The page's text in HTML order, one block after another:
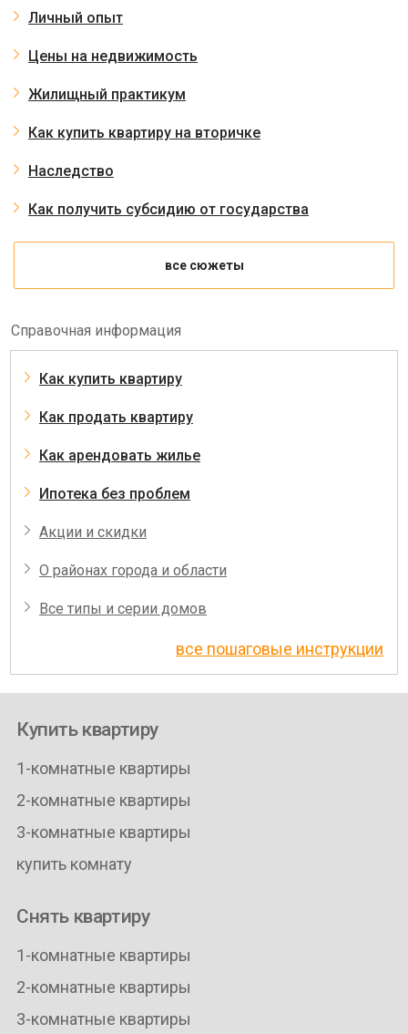
Личный опыт
Цены на недвижимость
Жилищный практикум
Как купить квартиру на вторичке
Наследство
Как получить субсидию от государства
все сюжеты
Справочная информация
Как купить квартиру
Как продать квартиру
Как арендовать жилье
Ипотека без проблем
Акции и скидки
О районах города и области
Все типы и серии домов
все пошаговые инструкции
Купить квартиру
1-комнатные квартиры
2-комнатные квартиры
3-комнатные квартиры
купить комнату
Снять квартиру
1-комнатные квартиры
2-комнатные квартиры
3-комнатные квартиры